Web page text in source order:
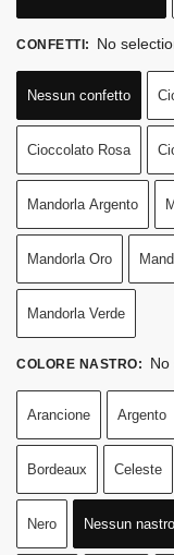
CONFETTI: No
Nessun confetto
Cioccolato Rosa
Mandorla Argento
Mandorla Oro
Mandorla Verde
COLORE NASTRO: No
Arancione Argento
Bordeaux Celeste
Nero Nessun nastro